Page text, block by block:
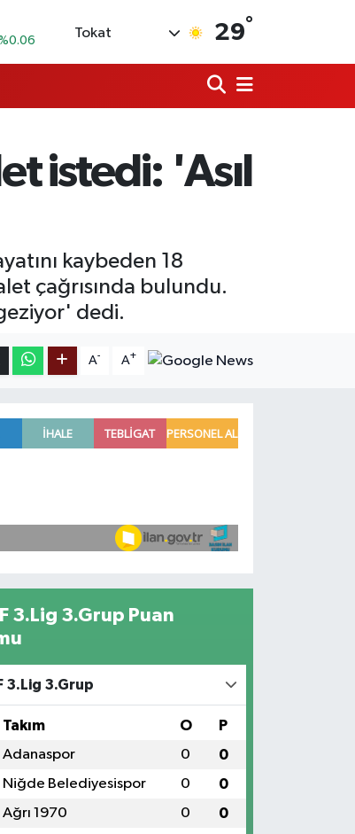
Tokat 29°
istedi: 'Asıl
kaybeden 18
çağrısında bulundu.
dedi.
A- A+
3.Lig 3.Grup Puan
3.Lig 3.Grup
Takım O P
Adanaspor 0 0
Niğde Belediyesispor 0 0
Ağrı 1970 0 0